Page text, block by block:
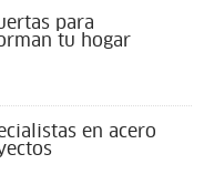
para
tu hogar
en acero